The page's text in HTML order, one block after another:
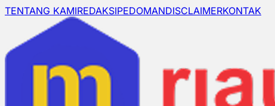
TENTANG KAMIREDAKSIPEDOMANDISCLAIMERKONTAK